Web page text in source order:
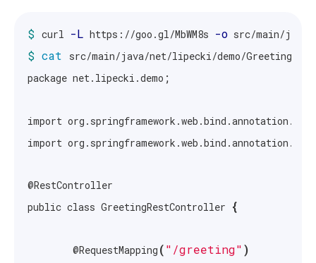
x src/test/java/
x src/test/java/net/
x src/test/java/net/lipecki/
x .gitignore
x .mvn/wrapper/maven-wrapper.jar
x mvnw.cmd
x pom.xml
x src/main/resources/application.properties
$ curl -L https://goo.gl/MbWM8s -o
$ cat
src/main/java/net/lipecki/demo/
package net.lipecki.demo ;
import
import
@RestController
public class GreetingRestController {
	@RequestMapping
("/greeting")